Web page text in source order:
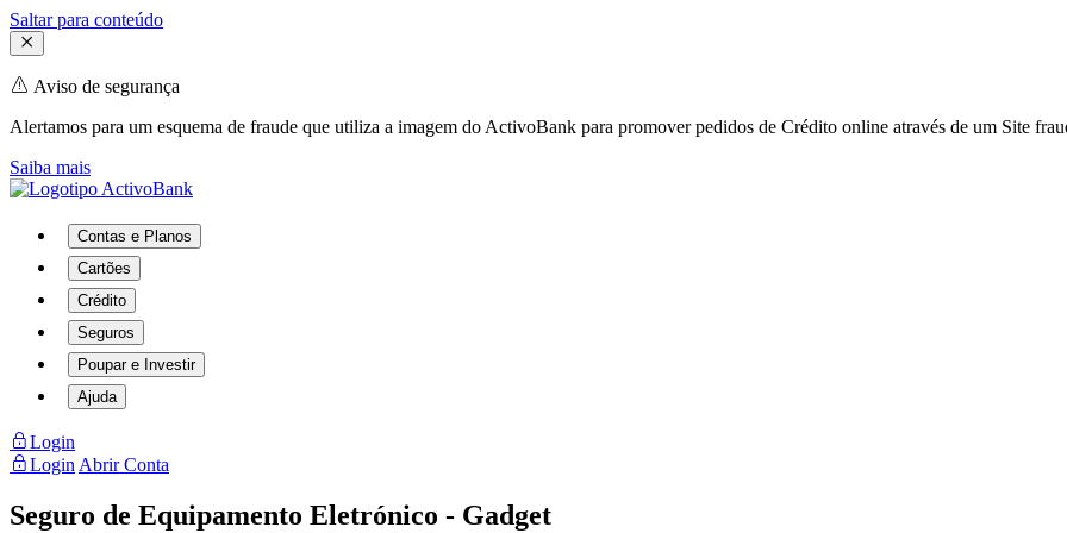
Saltar para conteúdo
Aviso de segurança
Alertamos para um esquema de fraude que utiliza a imagem do ActivoBank para promover pedidos de Crédito online através de um Site
Saiba mais
Contas e Planos
Cartões
Crédito
Seguros
Poupar e Investir
Ajuda
Login
Login Abrir Conta
Seguro de Equipamento Eletrónico - Gadget